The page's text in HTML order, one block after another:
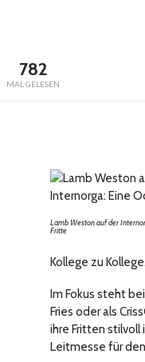
782
MAL GELESEN
Lamb Weston auf der
Fritte
Kollege zu Kollege.
Im Fokus steht
Fries oder als
ihre Fritten
Leitmesse für